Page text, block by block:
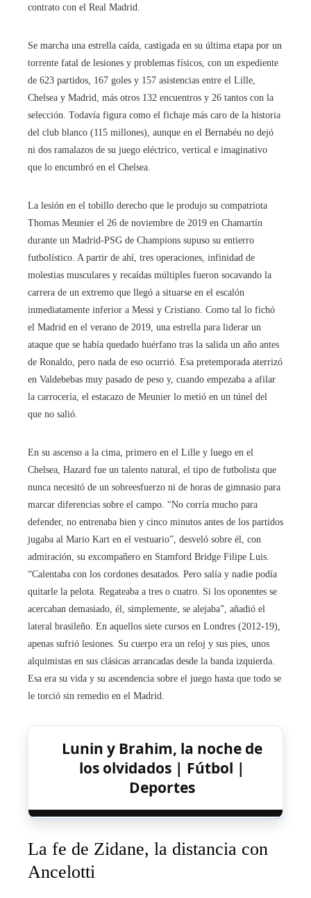
contrato con el Real Madrid.
Se marcha una estrella caída, castigada en su última etapa por un
torrente fatal de lesiones y problemas físicos, con un expediente
de 623 partidos, 167 goles y 157 asistencias entre el Lille,
Chelsea y Madrid, más otros 132 encuentros y 26 tantos con la
selección. Todavía figura como el fichaje más caro de la historia
del club blanco (115 millones), aunque en el Bernabéu no dejó
ni dos ramalazos de su juego eléctrico, vertical e imaginativo
que lo encumbró en el Chelsea.
La lesión en el tobillo derecho que le produjo su compatriota
Thomas Meunier el 26 de noviembre de 2019 en Chamartín
durante un Madrid-PSG de Champions supuso su entierro
futbolístico. A partir de ahí, tres operaciones, infinidad de
molestias musculares y recaídas múltiples fueron socavando la
carrera de un extremo que llegó a situarse en el escalón
inmediatamente inferior a Messi y Cristiano. Como tal lo fichó
el Madrid en el verano de 2019, una estrella para liderar un
ataque que se había quedado huérfano tras la salida un año antes
de Ronaldo, pero nada de eso ocurrió. Esa pretemporada aterrizó
en Valdebebas muy pasado de peso y, cuando empezaba a afilar
la carrocería, el estacazo de Meunier lo metió en un túnel del
que no salió.
En su ascenso a la cima, primero en el Lille y luego en el
Chelsea, Hazard fue un talento natural, el tipo de futbolista que
nunca necesitó de un sobreesfuerzo ni de horas de gimnasio para
marcar diferencias sobre el campo. “No corría mucho para
defender, no entrenaba bien y cinco minutos antes de los partidos
jugaba al Mario Kart en el vestuario”, desveló sobre él, con
admiración, su excompañero en Stamford Bridge Filipe Luis.
“Calentaba con los cordones desatados. Pero salía y nadie podía
quitarle la pelota. Regateaba a tres o cuatro. Si los oponentes se
acercaban demasiado, él, simplemente, se alejaba”, añadió el
lateral brasileño. En aquellos siete cursos en Londres (2012-19),
apenas sufrió lesiones. Su cuerpo era un reloj y sus pies, unos
alquimistas en sus clásicas arrancadas desde la banda izquierda.
Esa era su vida y su ascendencia sobre el juego hasta que todo se
le torció sin remedio en el Madrid.
Lunin y Brahim, la noche de
los olvidados | Fútbol |
Deportes
La fe de Zidane, la distancia con
Ancelotti